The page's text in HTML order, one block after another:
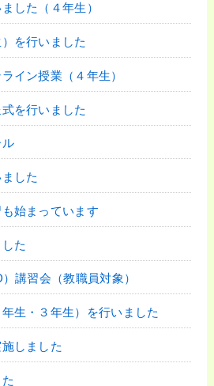
した（４年生）
を行いました
イン授業（４年生）
式を行いました
した
始まっています
た
講習会（教職員対象）
生・３年生）を行いました
しました